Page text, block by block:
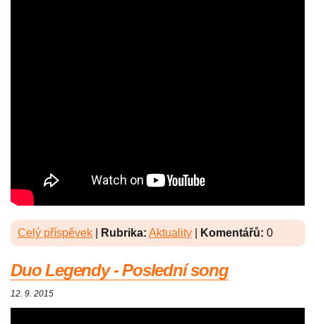
Celý příspěvek Rubrika: Aktuality Komentářů: 0
Duo Legendy - Poslední song
12. 9. 2015